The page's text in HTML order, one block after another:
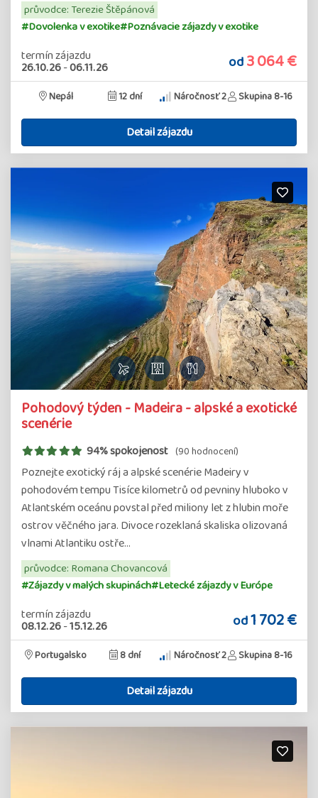
průvodce: Terezie Štěpánová
#Dovolenka v exotike#Poznávacie zájazdy v exotike
termín zájazdu
26.10.26-06.11.26 od3 064 €
Nepál 12 dní Náročnosť 2 Skupina 8-16
Detail zájazdu
Pohodový týden - Madeira - alpské a exotické
scenérie
94% spokojenost (90 hodnocení)
Poznejte exotický ráj a alpské scenérie Madeiry v
pohodovém tempu Tisíce kilometrů od pevniny hluboko v
Atlantském oceánu povstal před miliony let z hlubin moře
ostrov věčného jara. Divoce rozeklaná skaliska olizovaná
vlnami Atlantiku ostře…
průvodce: Romana Chovancová
#Zájazdy v malých skupinách#Letecké zájazdy v Európe
termín zájazdu
08.12.26-15.12.26 od1 702 €
Portugalsko 8 dní Náročnosť 2 Skupina 8-16
Detail zájazdu